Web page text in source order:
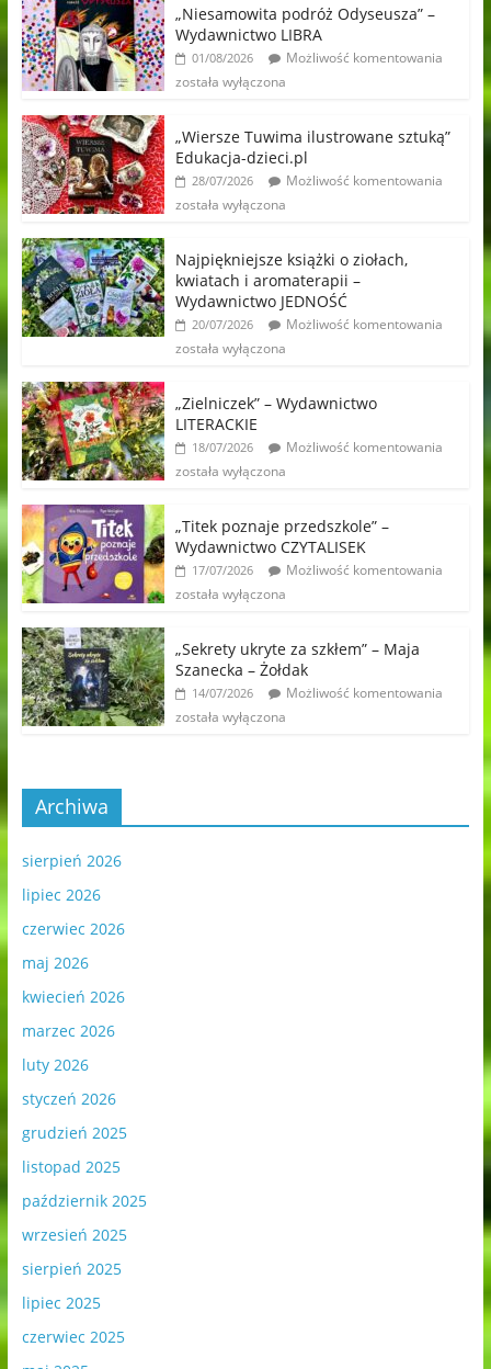
„Niesamowita podróż Odyseusza” –
Wydawnictwo LIBRA
01/08/2026
Możliwość komentowania
została wyłączona
„Wiersze Tuwima ilustrowane sztuką”
Edukacja-dzieci.pl
28/07/2026
Możliwość komentowania
została wyłączona
Najpiękniejsze książki o ziołach,
kwiatach i aromaterapii –
Wydawnictwo JEDNOŚĆ
20/07/2026
Możliwość komentowania
została wyłączona
„Zielniczek” – Wydawnictwo
LITERACKIE
18/07/2026
Możliwość komentowania
została wyłączona
„Titek poznaje przedszkole” –
Wydawnictwo CZYTALISEK
17/07/2026
Możliwość komentowania
została wyłączona
„Sekrety ukryte za szkłem” – Maja
Szanecka – Żołdak
14/07/2026
Możliwość komentowania
została wyłączona
Archiwa
sierpień 2026
lipiec 2026
czerwiec 2026
maj 2026
kwiecień 2026
marzec 2026
luty 2026
styczeń 2026
grudzień 2025
listopad 2025
październik 2025
wrzesień 2025
sierpień 2025
lipiec 2025
czerwiec 2025